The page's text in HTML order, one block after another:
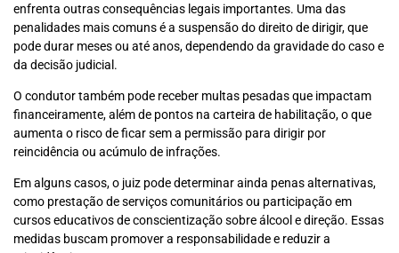
enfrenta outras consequências legais importantes. Uma das
penalidades mais comuns é a suspensão do direito de dirigir, que
pode durar meses ou até anos, dependendo da gravidade do caso e
da decisão judicial.
O condutor também pode receber multas pesadas que impactam
financeiramente, além de pontos na carteira de habilitação, o que
aumenta o risco de ficar sem a permissão para dirigir por
reincidência ou acúmulo de infrações.
Em alguns casos, o juiz pode determinar ainda penas alternativas,
como prestação de serviços comunitários ou participação em
cursos educativos de conscientização sobre álcool e direção. Essas
medidas buscam promover a responsabilidade e reduzir a